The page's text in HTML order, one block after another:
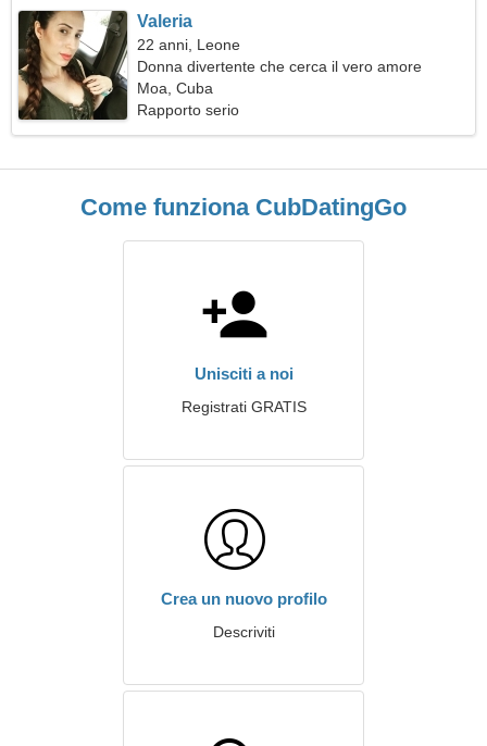
Valeria
22 anni, Leone
Donna divertente che cerca il vero amore
Moa, Cuba
Rapporto serio
Come funziona CubDatingGo
Unisciti a noi
Registrati GRATIS
Crea un nuovo profilo
Descriviti